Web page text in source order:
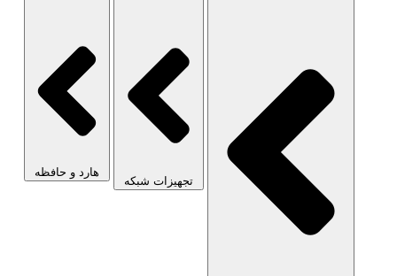
تجهیزات شبکه
هارد و حافظه